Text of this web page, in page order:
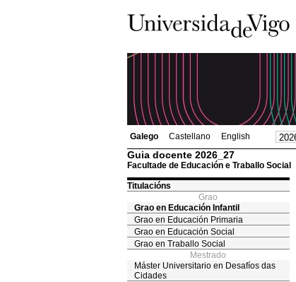
Galego Castellano English
Guia docente 2026_27
Facultade de Educación e Traballo Social
Titulacións
Grao
Grao en Educación Infantil
Grao en Educación Primaria
Grao en Educación Social
Grao en Traballo Social
Mestrado
Máster Universitario en Desafíos das
Cidades